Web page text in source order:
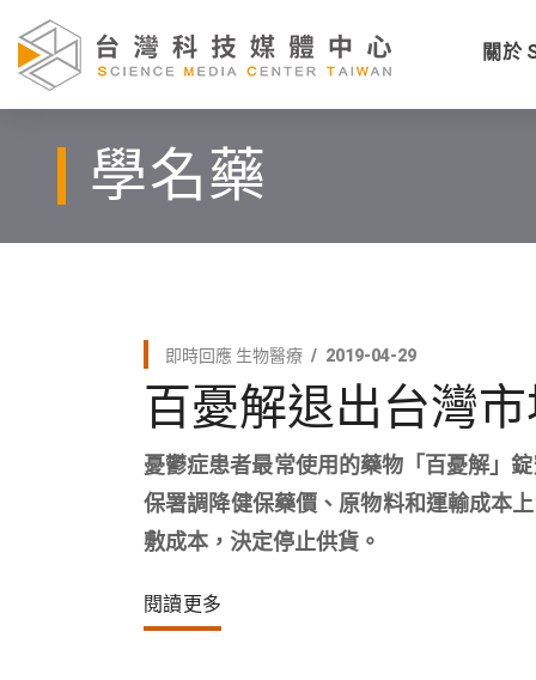
關於
學名藥
即時回應 生物醫療 2019-04-29
百憂解退出台灣
憂鬱症患者最常使用的藥物「百憂解」
保署調降健保藥價、原物料和運輸成本
敷成本，決定停止供貨。
閱讀更多